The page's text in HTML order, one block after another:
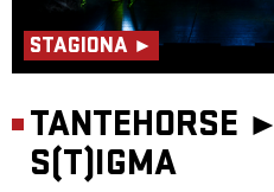
STAGIONA ►
TANTEHORSE ►
S(T)IGMA